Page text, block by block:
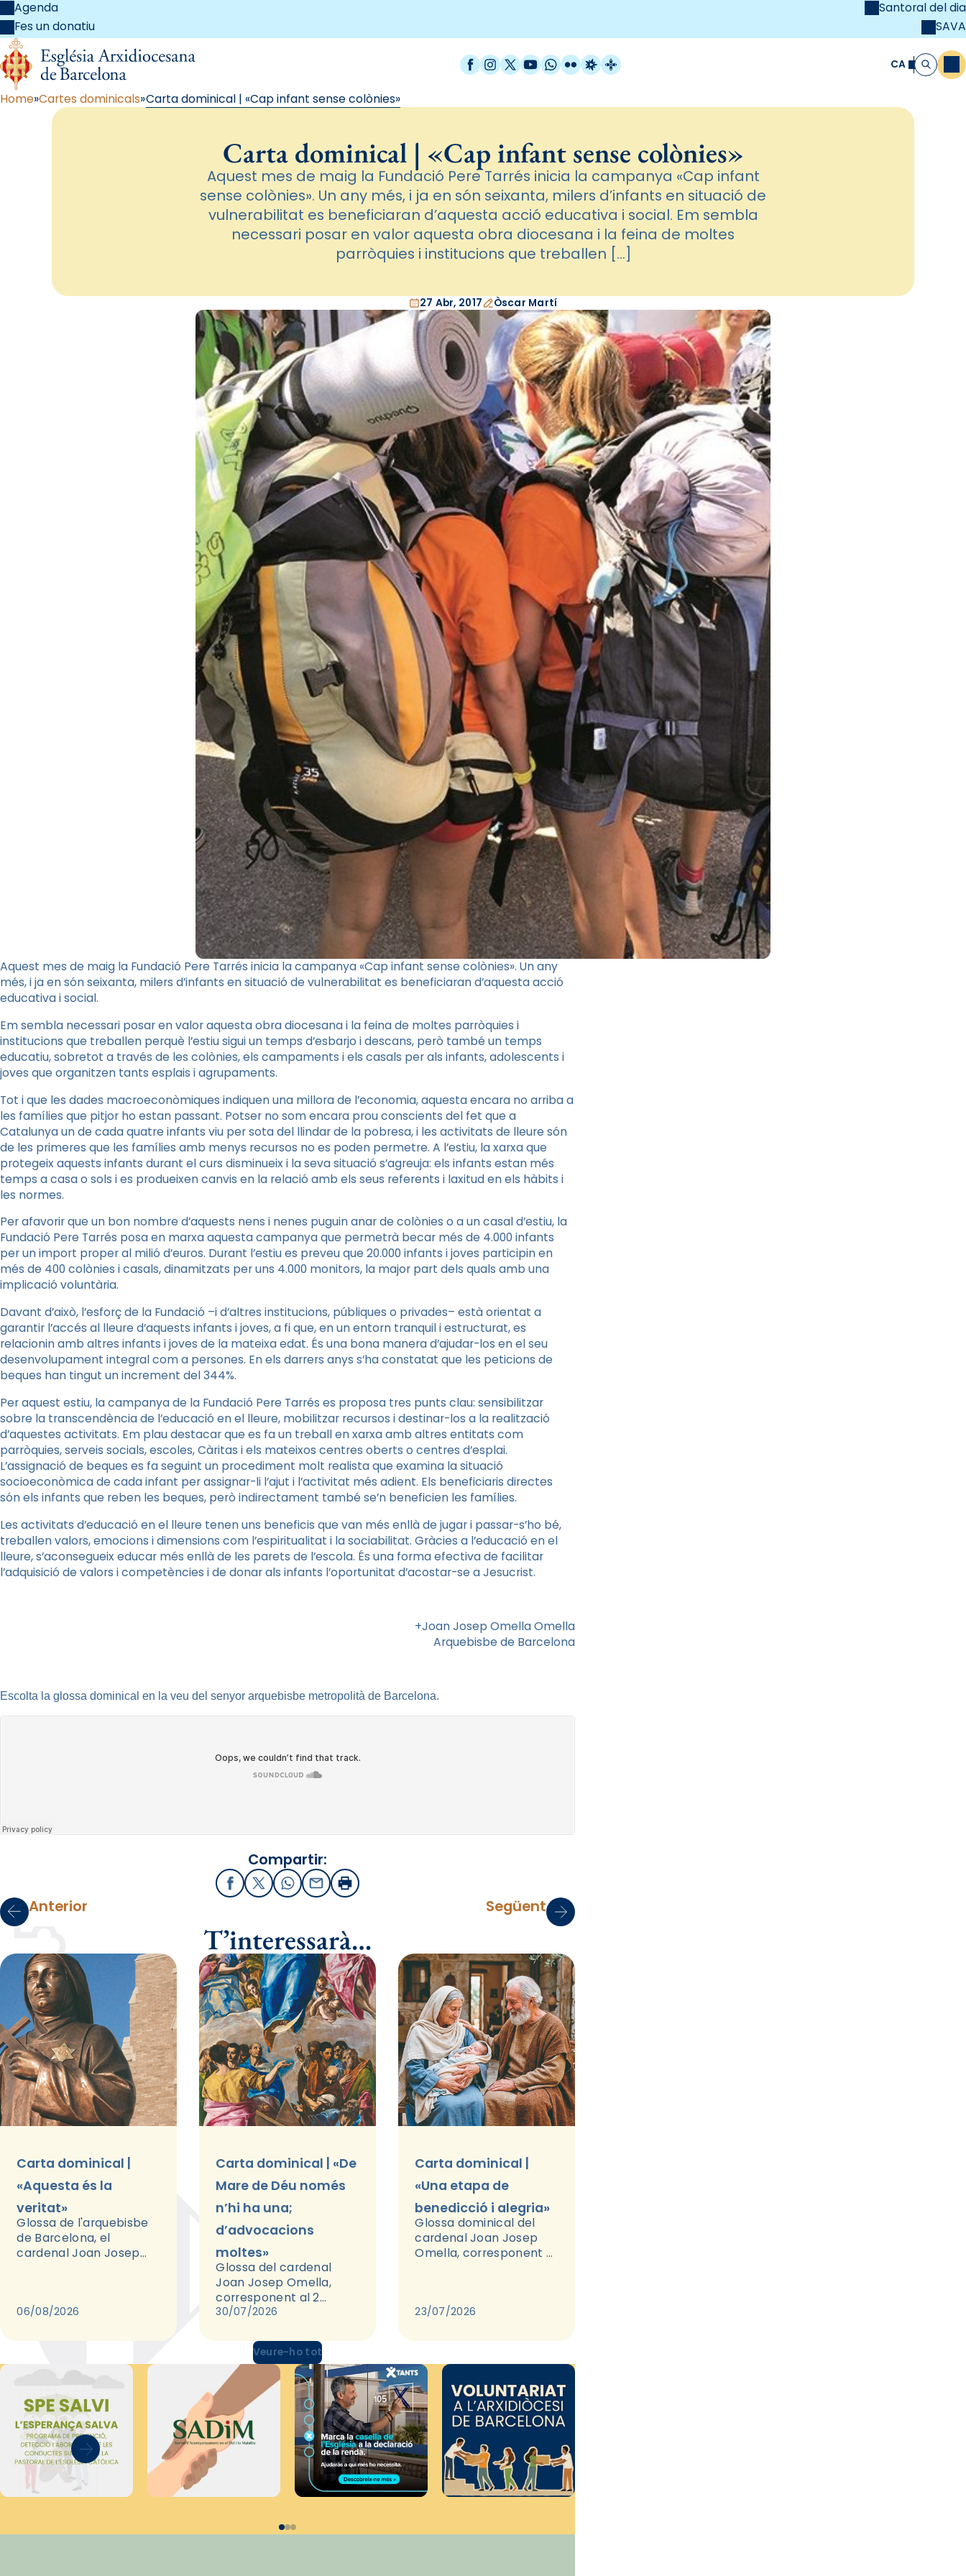
Agenda
Fes un donatiu
Santoral del dia
SAVA
Facebook
Instagram
X / Twitter
YouTube
WhatsApp
FlickrRadio Estel
Catalunya Cristiana CA Cerca
Home Cartes dominicals Carta dominical | «Cap infant sense colònies»
Carta dominical | «Cap infant sense colònies»
Aquest mes de maig la Fundació Pere Tarrés inicia la campanya «Cap infant
sense colònies». Un any més, i ja en són seixanta, milers d’infants en situació de
vulnerabilitat es beneficiaran d’aquesta acció educativa i social. Em sembla
necessari posar en valor aquesta obra diocesana i la feina de moltes
parròquies i institucions que treballen […]
27 Abr, 2017 Òscar Martí
Aquest mes de maig la Fundació Pere Tarrés inicia la campanya «Cap infant sense colònies». Un any
més, i ja en són seixanta, milers d’infants en situació de vulnerabilitat es beneficiaran d’aquesta acció
educativa i social.
Em sembla necessari posar en valor aquesta obra diocesana i la feina de moltes parròquies i
institucions que treballen perquè l’estiu sigui un temps d’esbarjo i descans, però també un temps
educatiu, sobretot a través de les colònies, els campaments i els casals per als infants, adolescents i
joves que organitzen tants esplais i agrupaments.
Tot i que les dades macroeconòmiques indiquen una millora de l’economia, aquesta encara no arriba a
les famílies que pitjor ho estan passant. Potser no som encara prou conscients del fet que a
Catalunya un de cada quatre infants viu per sota del llindar de la pobresa, i les activitats de lleure són
de les primeres que les famílies amb menys recursos no es poden permetre. A l’estiu, la xarxa que
protegeix aquests infants durant el curs disminueix i la seva situació s’agreuja: els infants estan més
temps a casa o sols i es produeixen canvis en la relació amb els seus referents i laxitud en els hàbits i
les normes.
Per afavorir que un bon nombre d’aquests nens i nenes puguin anar de colònies o a un casal d’estiu, la
Fundació Pere Tarrés posa en marxa aquesta campanya que permetrà becar més de 4.000 infants
per un import proper al milió d’euros. Durant l’estiu es preveu que 20.000 infants i joves participin en
més de 400 colònies i casals, dinamitzats per uns 4.000 monitors, la major part dels quals amb una
implicació voluntària.
Davant d’això, l’esforç de la Fundació –i d’altres institucions, públiques o privades– està orientat a
garantir l’accés al lleure d’aquests infants i joves, a fi que, en un entorn tranquil i estructurat, es
relacionin amb altres infants i joves de la mateixa edat. És una bona manera d’ajudar-los en el seu
desenvolupament integral com a persones. En els darrers anys s’ha constatat que les peticions de
beques han tingut un increment del 344%.
Per aquest estiu, la campanya de la Fundació Pere Tarrés es proposa tres punts clau: sensibilitzar
sobre la transcendència de l’educació en el lleure, mobilitzar recursos i destinar-los a la realització
d’aquestes activitats. Em plau destacar que es fa un treball en xarxa amb altres entitats com
parròquies, serveis socials, escoles, Càritas i els mateixos centres oberts o centres d’esplai.
L’assignació de beques es fa seguint un procediment molt realista que examina la situació
socioeconòmica de cada infant per assignar-li l’ajut i l’activitat més adient. Els beneficiaris directes
són els infants que reben les beques, però indirectament també se’n beneficien les famílies.
Les activitats d’educació en el lleure tenen uns beneficis que van més enllà de jugar i passar-s’ho bé,
treballen valors, emocions i dimensions com l’espiritualitat i la sociabilitat. Gràcies a l’educació en el
lleure, s’aconsegueix educar més enllà de les parets de l’escola. És una forma efectiva de facilitar
l’adquisició de valors i competències i de donar als infants l’oportunitat d’acostar-se a Jesucrist.
+Joan Josep Omella Omella
Arquebisbe de Barcelona
Escolta la glossa dominical en la veu del senyor arquebisbe metropolità de Barcelona.
Compartir:
FacebookX / Twitter
WhatsApp
EmailImprimir
Anterior Següent
T’interessarà…
Carta dominical |
«Aquesta és la
veritat»
Glossa de l'arquebisbe
de Barcelona, el
cardenal Joan Josep
06/08/2026
Carta dominical | «De
Mare de Déu només
n’hi ha una;
d’advocacions
moltes»
Glossa del cardenal
Joan Josep Omella,
corresponent al 2
d'agost de 2026.
30/07/2026
Carta dominical |
«Una etapa de
benedicció i alegria»
Glossa dominical del
cardenal Joan Josep
Omella, corresponent al
23/07/2026
Veure-ho tot